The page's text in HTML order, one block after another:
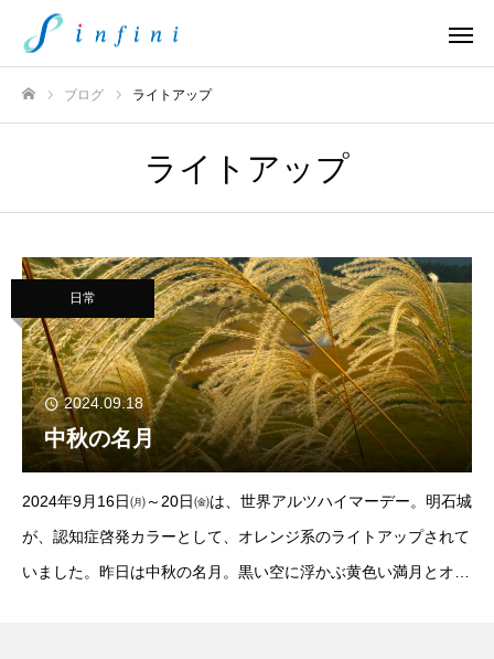
ブログ ライトアップ
ライトアップ
日常
2024.09.18
中秋の名月
2024年9月16日㈪～20日㈮は、世界アルツハイマーデー。明石城
が、認知症啓発カラーとして、オレンジ系のライトアップされて
いました。昨日は中秋の名月。黒い空に浮かぶ黄色い満月とオレ